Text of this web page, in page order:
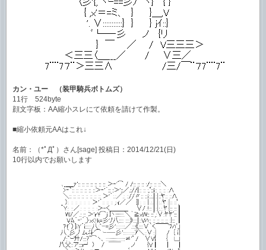
カン・ユー （装甲騎兵ボトムズ）
11行 524byte
顔文字板：AA縮小スレにて依頼を請けて作製。
■縮小依頼元AAはこれ↓
名前：（*ﾟДﾟ）さん[sage] 投稿日：2014/12/21(日)
10行以内でお願いします